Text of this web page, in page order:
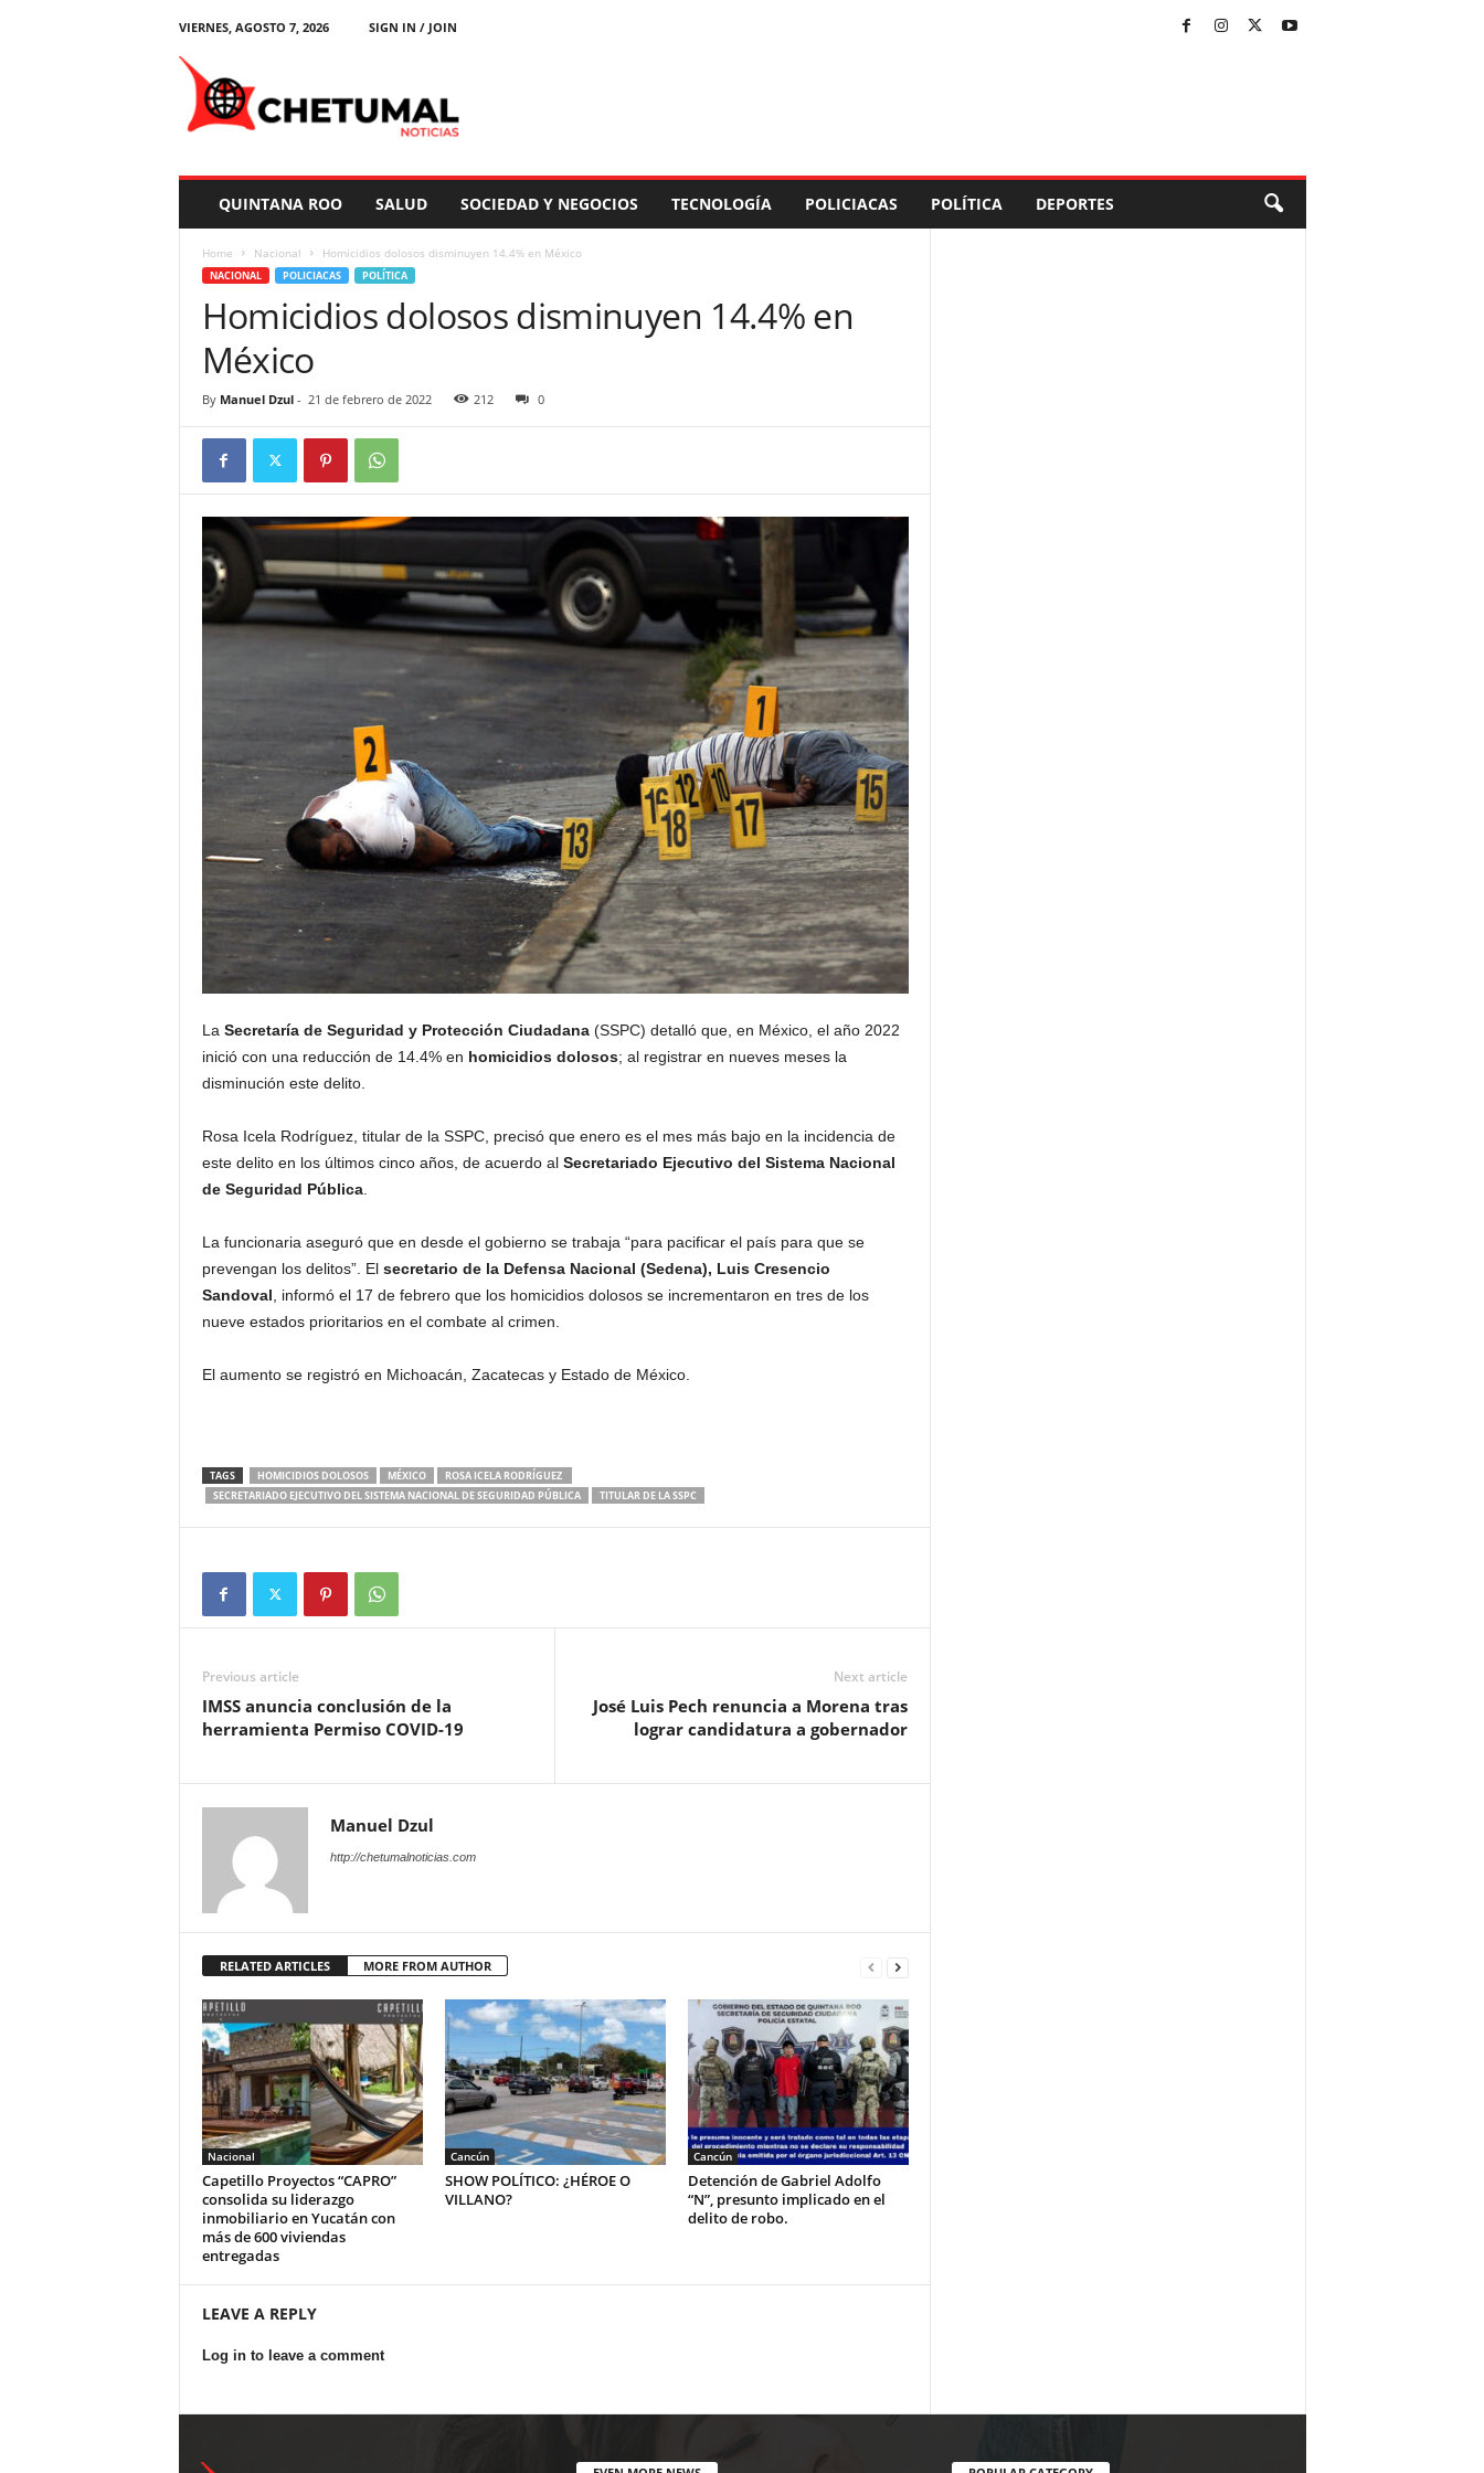
VIERNES, AGOSTO 7, 2026
SIGN IN / JOIN
QUINTANA ROO SALUD SOCIEDAD Y NEGOCIOS TECNOLOGÍA POLICIACAS POLÍTICA DEPORTES
Home Nacional Homicidios dolosos disminuyen 14.4% en México
NACIONAL POLICIACAS POLÍTICA
Homicidios dolosos disminuyen 14.4% en
México
By Manuel Dzul- 21 de febrero de 2022 212 0
La Secretaría de Seguridad y Protección Ciudadana(SSPC) detalló que, en México, el año 2022
inició con una reducción de 14.4% en homicidios dolosos; al registrar en nueves meses la
disminución este delito.
Rosa Icela Rodríguez, titular de la SSPC, precisó que enero es el mes más bajo en la incidencia de
este delito en los últimos cinco años, de acuerdo al Secretariado Ejecutivo del Sistema Nacional
de Seguridad Pública.
La funcionaria aseguró que en desde el gobierno se trabaja “para pacificar el país para que se
prevengan los delitos”. El secretario de la Defensa Nacional (Sedena), Luis Cresencio
Sandoval , informó el 17 de febrero que los homicidios dolosos se incrementaron en tres de los
nueve estados prioritarios en el combate al crimen.
El aumento se registró en Michoacán, Zacatecas y Estado de México.
TAGS HOMICIDIOS DOLOSOS MÉXICO
ROSA ICELA RODRÍGUEZ
SECRETARIADO EJECUTIVO DEL SISTEMA NACIONAL DE SEGURIDAD PÚBLICA
TITULAR DE LA SSPC
Previous article
IMSS anuncia conclusión de la
herramienta Permiso COVID-19
Next article
José Luis Pech renuncia a Morena tras
lograr candidatura a gobernador
Manuel Dzul
http://chetumalnoticias.com
RELATED ARTICLES MORE FROM AUTHOR
Nacional
Capetillo Proyectos “CAPRO”
consolida su liderazgo
inmobiliario en Yucatán con
más de 600 viviendas
entregadas
Cancún
SHOW POLÍTICO: ¿HÉROE O
VILLANO?
Cancún
Detención de Gabriel Adolfo
“N”, presunto implicado en el
delito de robo.
LEAVE A REPLY
Log in to leave a comment